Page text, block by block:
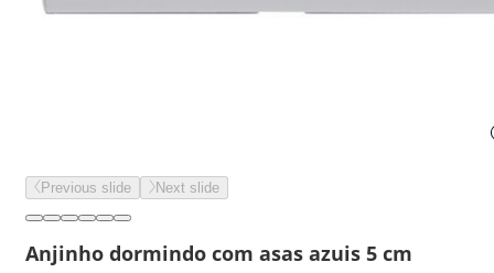
Previous slide Next slide
Anjinho dormindo com asas azuis 5 cm